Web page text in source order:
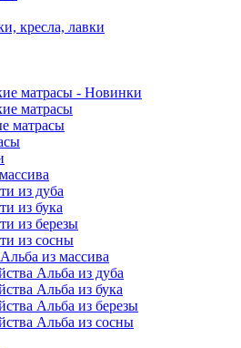
кресла, лавки
матрасы - Новинки
матрасы
матрасы
из дуба
из бука
из березы
из сосны
из массива
Альба из дуба
Альба из бука
Альба из березы
Альба из сосны